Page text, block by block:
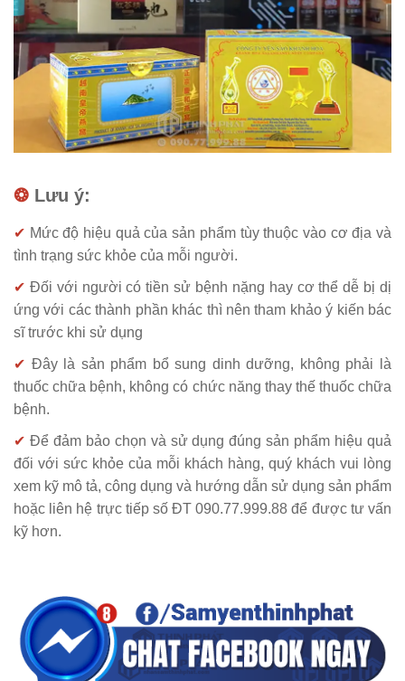
❂ Lưu ý:
✔ Mức độ hiệu quả của sản phẩm tùy thuộc vào cơ địa và
tình trạng sức khỏe của mỗi người.
✔ Đối với người có tiền sử bệnh nặng hay cơ thể dễ bị dị
ứng với các thành phần khác thì nên tham khảo ý kiến bác
sĩ trước khi sử dụng
✔ Đây là sản phẩm bổ sung dinh dưỡng, không phải là
thuốc chữa bệnh, không có chức năng thay thế thuốc chữa
bệnh.
✔ Để đảm bảo chọn và sử dụng đúng sản phẩm hiệu quả
đối với sức khỏe của mỗi khách hàng, quý khách vui lòng
xem kỹ mô tả, công dụng và hướng dẫn sử dụng sản phẩm
hoặc liên hệ trực tiếp số ĐT 090.77.999.88 để được tư vấn
kỹ hơn.